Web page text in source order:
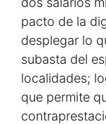
pacto de la
desplegar lo
subasta del
localidades;
que permite